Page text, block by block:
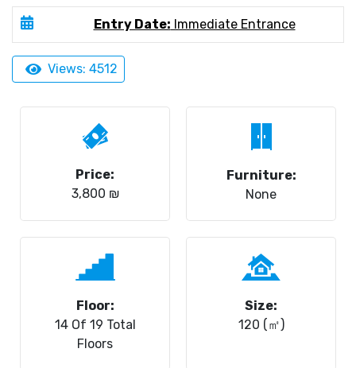
Entry Date: Immediate Entrance
Views: 4512
Price:
3,800 ₪
Furniture:
None
Floor:
14 Of 19 Total
Floors
Size:
120 (㎡)